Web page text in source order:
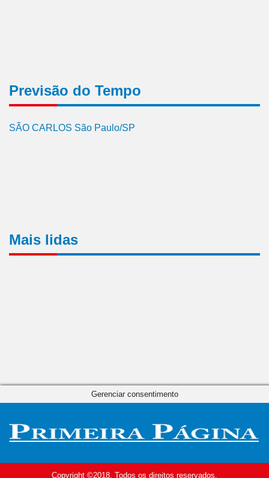
Previsão do Tempo
SÃO CARLOS São Paulo/SP
Mais lidas
Copyright ©2018. Todos os direitos reservados.
Gerenciar consentimento